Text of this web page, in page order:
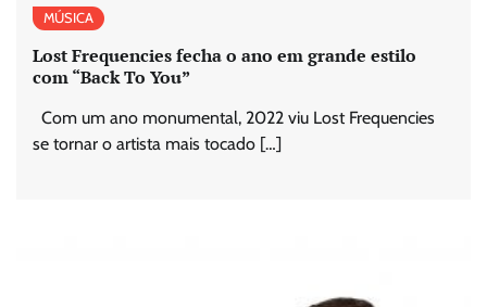
MÚSICA
Lost Frequencies fecha o ano em grande estilo
com “Back To You”
Com um ano monumental, 2022 viu Lost Frequencies
se tornar o artista mais tocado […]